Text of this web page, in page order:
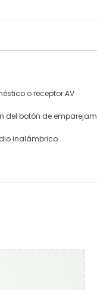
o receptor AV
del botón de
inalámbrico